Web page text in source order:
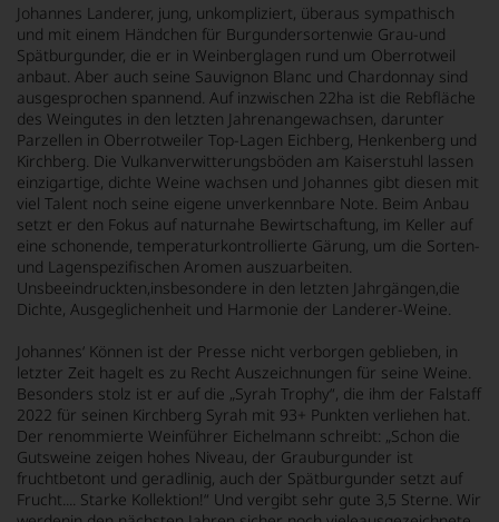
Johannes Landerer, jung, unkompliziert, überaus sympathisch
und mit einem Händchen für Burgundersortenwie Grau-und
Spätburgunder, die er in Weinberglagen rund um Oberrotweil
anbaut. Aber auch seine Sauvignon Blanc und Chardonnay sind
ausgesprochen spannend. Auf inzwischen 22ha ist die Rebfläche
des Weingutes in den letzten Jahrenangewachsen, darunter
Parzellen in Oberrotweiler Top-Lagen Eichberg, Henkenberg und
Kirchberg. Die Vulkanverwitterungsböden am Kaiserstuhl lassen
einzigartige, dichte Weine wachsen und Johannes gibt diesen mit
viel Talent noch seine eigene unverkennbare Note. Beim Anbau
setzt er den Fokus auf naturnahe Bewirtschaftung, im Keller auf
eine schonende, temperaturkontrollierte Gärung, um die Sorten-
und Lagenspezifischen Aromen auszuarbeiten.
Unsbeeindruckten,insbesondere in den letzten Jahrgängen,die
Dichte, Ausgeglichenheit und Harmonie der Landerer-Weine.
Johannes‘ Können ist der Presse nicht verborgen geblieben, in
letzter Zeit hagelt es zu Recht Auszeichnungen für seine Weine.
Besonders stolz ist er auf die „Syrah Trophy“, die ihm der Falstaff
2022 für seinen Kirchberg Syrah mit 93+ Punkten verliehen hat.
Der renommierte Weinführer Eichelmann schreibt: „Schon die
Gutsweine zeigen hohes Niveau, der Grauburgunder ist
fruchtbetont und geradlinig, auch der Spätburgunder setzt auf
Frucht.... Starke Kollektion!“ Und vergibt sehr gute 3,5 Sterne. Wir